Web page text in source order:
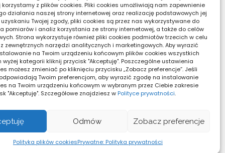
z plików cookies. Pliki cookies umożliwiają nam zapewnienie
działania naszej strony internetowej oraz realizację podstawowych jej
Twojej zgody, pliki cookies są przez nas wykorzystywane do
pomiarów i analiz korzystania ze strony internetowej, a także do celów
Strona wykorzystuje również pliki cookies podmiotów trzecich w celu
zewnętrznych narzędzi analitycznych i marketingowych. Aby wyrazić
na Twoim urządzeniu końcowym plików cookies wszystkich
kategorii kliknij przycisk "Akceptuję". Poszczególne ustawienia
możesz zmieniać po kliknięciu przycisku „Zobacz preferencje”. Jeśli
Twoim preferencjom, aby wyrazić zgodę na instalowanie
na Twoim urządzeniu końcowym w wybranym przez Ciebie zakresie
"Akceptuję". Szczegółowe znajdziesz w Polityce prywatności.
Odmów Zobacz preferencje
Polityka plików cookiesPrywatne: Polityka prywatności